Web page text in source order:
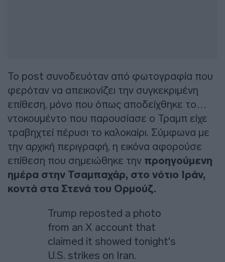
Το post συνοδευόταν από φωτογραφία που
φερόταν να απεικονίζει την συγκεκριμένη
επίθεση, μόνο που όπως αποδείχθηκε το…
ντοκουμέντο που παρουσίασε ο Τραμπ είχε
τραβηχτεί πέρυσι το καλοκαίρι. Σύμφωνα με
την αρχική περιγραφή, η εικόνα αφορούσε
επίθεση που σημειώθηκε την προηγούμενη
ημέρα στην Τσαμπαχάρ, στο νότιο Ιράν,
κοντά στα Στενά του Ορμούζ.
Trump reposted a photo
from an X account that
claimed it showed tonight's
U.S. strikes on Iran.